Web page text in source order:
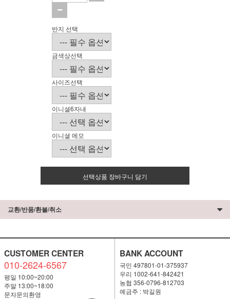
반지 선택
금색상선택
사이즈선택
이니셜6자내
이니셜 메모
선택상품 장바구니 담기
교환/반품/환불/취소
CUSTOMER CENTER
010-2624-6567
평일 10:00~20:00
주말 13:00~18:00
문자문의환영
BANK ACCOUNT
국민 497801-01-375937
우리 1002-641-842421
농협 356-0796-812703
예금주 : 박길원